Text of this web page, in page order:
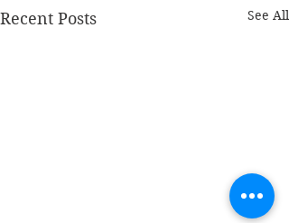
Recent Posts See All